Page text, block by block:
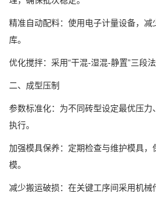
精准自动配料：使用电子计量设备，
库。
优化搅拌：采用“干混-湿混-静置”三段
二、成型压制
参数标准化：为不同砖型设定最优压
执行。
加强模具保养：定期检查与维护模具，
模。
减少搬运破损：在关键工序间采用机械